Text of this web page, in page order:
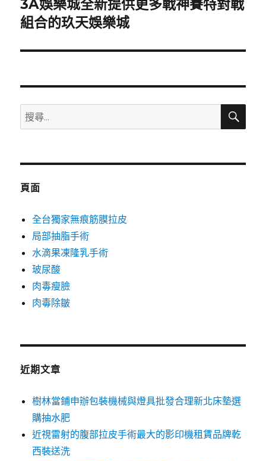
下
一
文
3A娛樂城全新提供更多戰神賽特對戰
組合的玖天娛樂城
搜
尋
鍵
搜
頁面
全台獨家無痕筋膜拉皮
局部抽脂手術
水滴果凍隆乳手術
玻尿酸
肉毒瘦臉
肉毒除皺
近期文章
樹林當鋪申辦包裝機械與燈具批發合理新北床墊選
購抽水肥
近視雷射的腹部拉皮手術最大的影印機租賃品牌乾
西裝送洗